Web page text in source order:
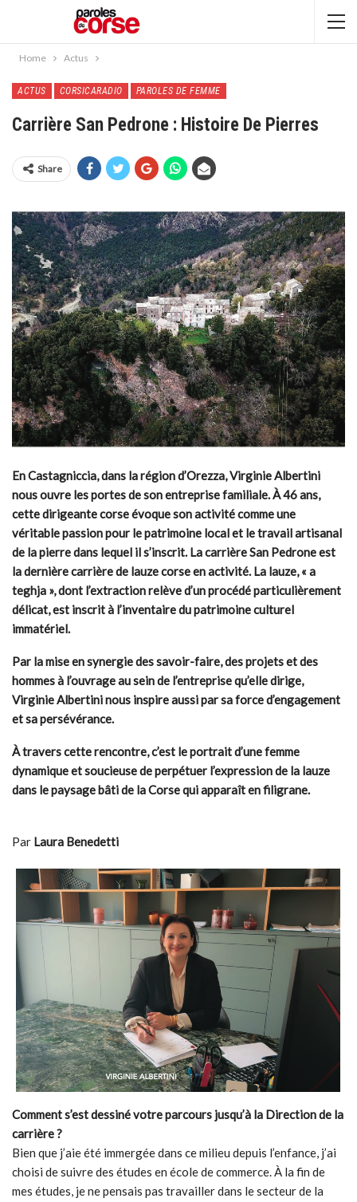
Home Actus
ACTUS CORSICARADIO PAROLES DE FEMME
Carrière San Pedrone : Histoire De Pierres
Share
En Castagniccia, dans la région d’Orezza, Virginie Albertini
nous ouvre les portes de son entreprise familiale. À 46 ans,
cette dirigeante corse évoque son activité comme une
véritable passion pour le patrimoine local et le travail artisanal
de la pierre dans lequel il s’inscrit. La carrière San Pedrone est
la dernière carrière de lauze corse en activité. La lauze, « a
teghja », dont l’extraction relève d’un procédé particulièrement
délicat, est inscrit à l’inventaire du patrimoine culturel
immatériel.
Par la mise en synergie des savoir-faire, des projets et des
hommes à l’ouvrage au sein de l’entreprise qu’elle dirige,
Virginie Albertini nous inspire aussi par sa force d’engagement
et sa persévérance.
À travers cette rencontre, c’est le portrait d’une femme
dynamique et soucieuse de perpétuer l’expression de la lauze
dans le paysage bâti de la Corse qui apparaît en filigrane.
Par Laura Benedetti
Comment s’est dessiné votre parcours jusqu’à la Direction de la
carrière ?
Bien que j’aie été immergée dans ce milieu depuis l’enfance, j’ai
choisi de suivre des études en école de commerce. À la fin de
mes études, je ne pensais pas travailler dans le secteur de la